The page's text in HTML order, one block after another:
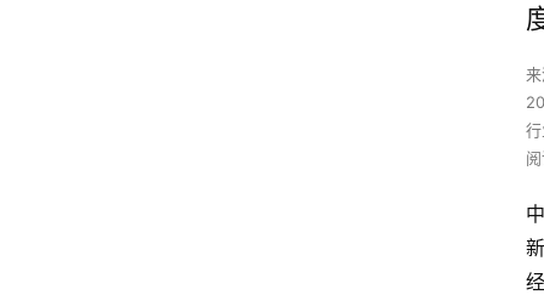
中
新
经